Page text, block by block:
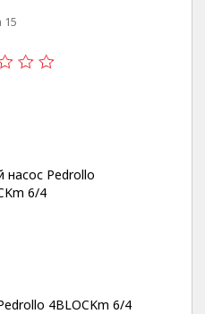
15
4BLOCKm 6/4